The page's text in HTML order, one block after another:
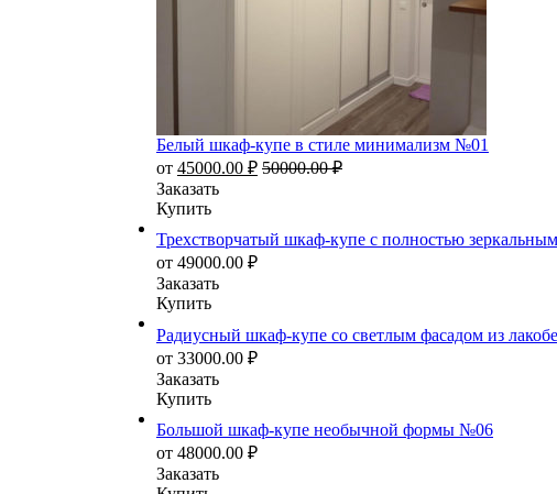
Белый шкаф-купе в стиле минимализм №01
от 45000.00 ₽ 50000.00₽
Заказать
Купить
Трехстворчатый шкаф-купе с полностью
от 49000.00 ₽
Заказать
Купить
Радиусный шкаф-купе со светлым фасадом из
от 33000.00 ₽
Заказать
Купить
Большой шкаф-купе необычной формы №06
от 48000.00 ₽
Заказать